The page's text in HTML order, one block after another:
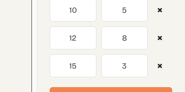
×
×
×